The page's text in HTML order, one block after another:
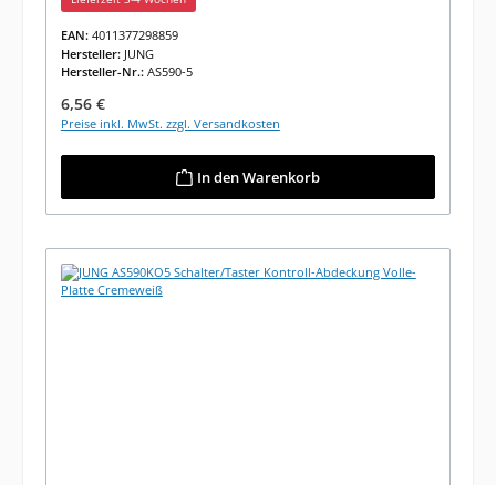
EAN: 4011377298859
Hersteller: JUNG
Hersteller-Nr.: AS590-5
Regulärer Preis:
6,56 €
Preise inkl. MwSt. zzgl. Versandkosten
In den Warenkorb